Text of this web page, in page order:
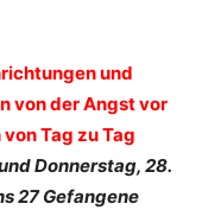
und
von der Angst vor
Tag zu Tag
Donnerstag, 28.
27 Gefangene